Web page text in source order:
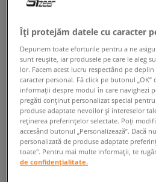
puține
ÎNAPOI LA
◾️ Sunt0produse din categoria
New Balance History Class◾️
Îți protejăm datele cu caracter
Depunem toate eforturile pentru a ne
sunt reușite, iar produsele pe care le aleg
lor. Facem acest lucru respectând pe
caracter personal. Fă click pe butonul
informații despre modul în care navighezi
pregăti conținut personalizat special
produse adaptate nevoilor și intereselor
reținerea preferințelor selectate. Poți
accesând butonul „Personalizează”. Dacă
personalizată de produse adaptate
toate". Pentru mai multe informații, te
de confidențialitate.